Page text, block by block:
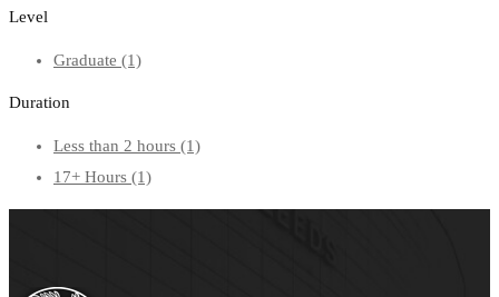
Level
Graduate (1)
Duration
Less than 2 hours (1)
17+ Hours (1)